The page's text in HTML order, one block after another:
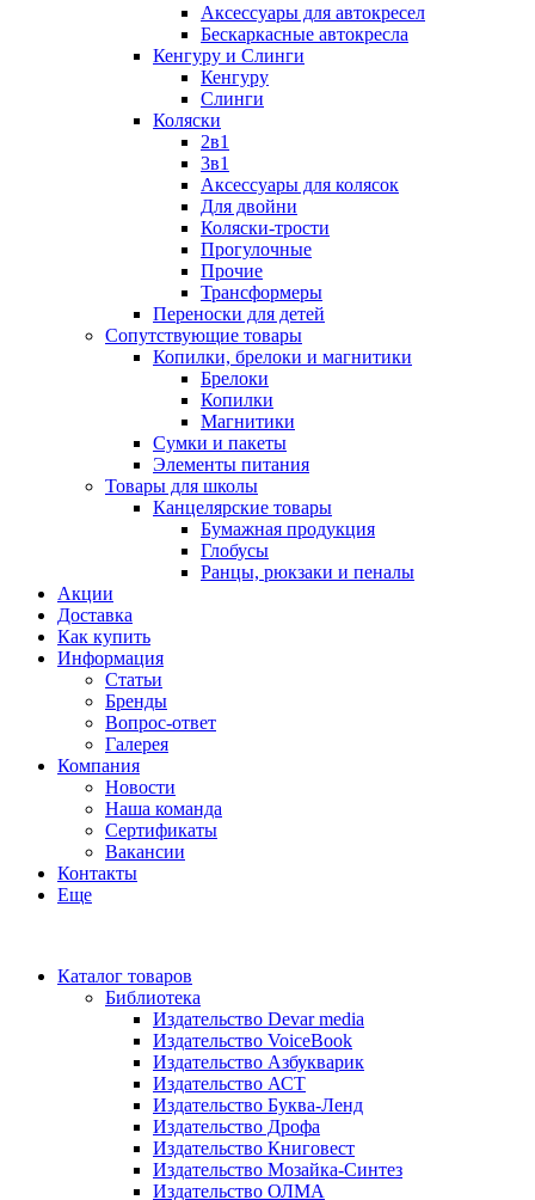
Аксессуары для автокресел
Бескаркасные автокресла
Кенгуру и Слинги
Кенгуру
Слинги
Коляски
2в1
3в1
Аксессуары для колясок
Для двойни
Коляски-трости
Прогулочные
Прочие
Трансформеры
Переноски для детей
Сопутствующие товары
Копилки, брелоки и магнитики
Брелоки
Копилки
Магнитики
Сумки и пакеты
Элементы питания
Товары для школы
Канцелярские товары
Бумажная продукция
Глобусы
Ранцы, рюкзаки и пеналы
Акции
Доставка
Как купить
Информация
Статьи
Бренды
Вопрос-ответ
Галерея
Компания
Новости
Наша команда
Сертификаты
Вакансии
Контакты
Еще
Каталог товаров
Библиотека
Издательство Devar media
Издательство VoiceBook
Издательство Азбукварик
Издательство АСТ
Издательство Буква-Ленд
Издательство Дрофа
Издательство Книговест
Издательство Мозайка-Синтез
Издательство ОЛМА